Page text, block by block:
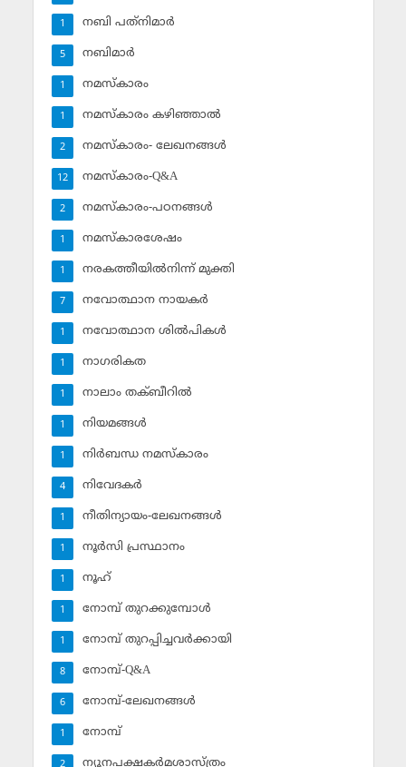
നബി പത്‌നിമാര്‍
1
നബിമാര്‍
5
നമസ്‌കാരം
1
നമസ്‌കാരം കഴിഞ്ഞാല്‍
1
നമസ്‌കാരം- ലേഖനങ്ങള്‍
2
നമസ്‌കാരം-Q&A
12
നമസ്‌കാരം-പഠനങ്ങള്‍
2
നമസ്‌കാരശേഷം
1
നരകത്തീയില്‍നിന്ന് മുക്തി
1
നവോത്ഥാന നായകര്‍
7
നവോത്ഥാന ശില്‍പികള്‍
1
നാഗരികത
1
നാലാം തക്ബീറില്‍
1
നിയമങ്ങള്‍
1
നിര്‍ബന്ധ നമസ്‌കാരം
1
നിവേദകര്‍
4
നീതിന്യായം-ലേഖനങ്ങള്‍
1
നൂര്‍സി പ്രസ്ഥാനം
1
നൂഹ്‌
1
നോമ്പ് തുറക്കുമ്പോള്‍
1
നോമ്പ് തുറപ്പിച്ചവര്‍ക്കായി
1
നോമ്പ്-Q&A
8
നോമ്പ്-ലേഖനങ്ങള്‍
6
നോമ്പ്‌
1
ന്യൂനപക്ഷകര്‍മശാസ്ത്രം